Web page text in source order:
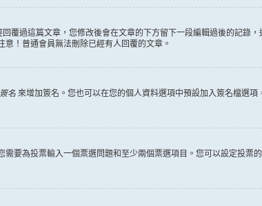
覆過這篇文章，您修改後會在文章的下方留下一段編輯過後的記錄
！普通會員無法刪除已經有人回覆的文章。
名 來增加簽名。您也可以在您的個人資料選項中預設加入簽名檔選項
要為投票輸入一個票選問題和至少兩個票選項目。您可以設定投票